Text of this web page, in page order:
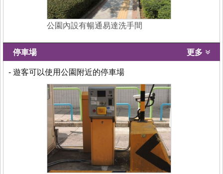
公園內設有暢通易達洗手間
停車場 更多
- 遊客可以使用公園附近的停車場